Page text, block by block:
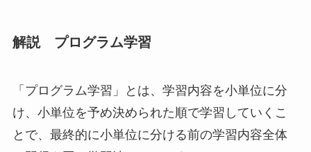
解説 プログラム学習
「プログラム学習」 とは、 学習内容を小単位に分
け、小単位を予め決められた順で学習していくこ
とで、最終的に小単位に分ける前の学習内容全体